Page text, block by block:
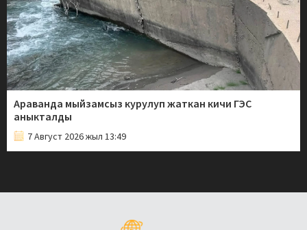
Араванда мыйзамсыз курулуп жаткан кичи ГЭС
аныкталды
7 Август 2026 жыл 13:49